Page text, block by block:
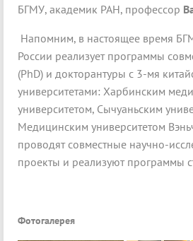
БГМУ, академик РАН, профессор
Напомним, в настоящее время
России реализует программы
(PhD) и докторантуры с 3-мя
университетами: Харбинским
университетом, Сычуаньским
Медицинским университетом
проводят совместные научно-
проекты и реализуют программы
Фотогалерея